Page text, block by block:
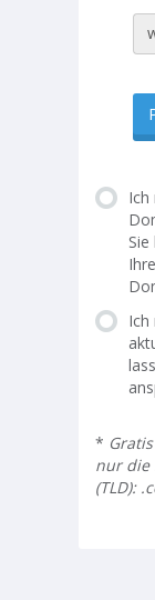
Ich
Ich
*
nur die
(TLD):